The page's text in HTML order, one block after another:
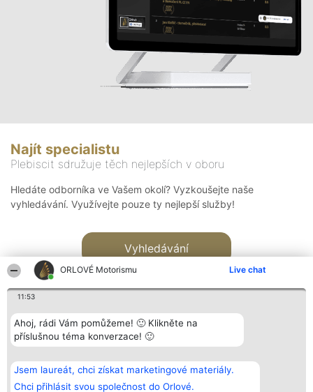
ORLOVÉ Motorismu Live chat
11:53
Ahoj, rádi Vám pomůžeme! 🙂 Klikněte na
příslušnou téma konverzace! 🙂
Jsem laureát, chci získat marketingové materiály.
Chci přihlásit svou společnost do Orlové.
Najít specialistu
Plebiscit sdružuje těch nejlepších v oboru
Hledáte odborníka ve Vašem okolí? Vyzkoušejte naše
vyhledávání. Využívejte pouze ty nejlepší služby!
Vyhledávání
Bright Side Solutions sp. z o.
o. sp. k.
ul. Ruska 22
Vítězové
Seznam všech
laureátů
Kontakt